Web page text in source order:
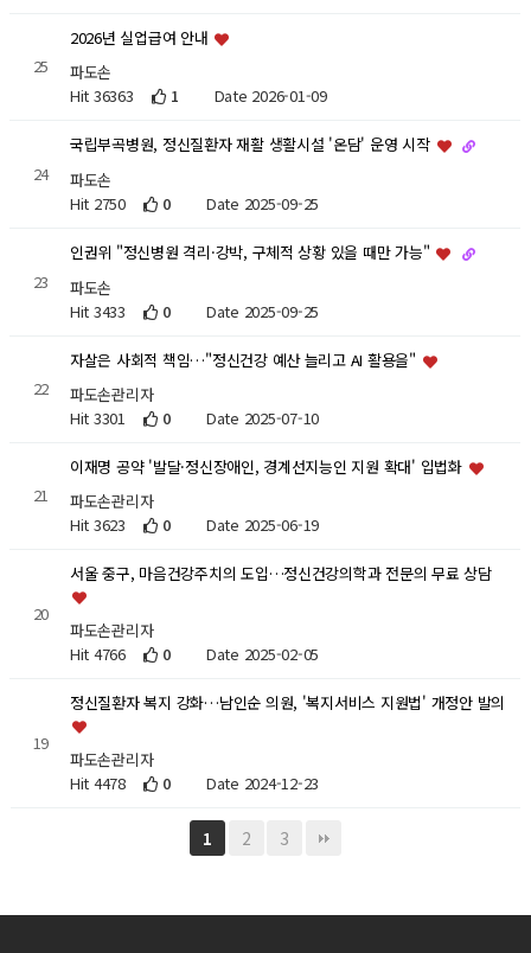
25
2026년 실업급여 안내
파도손
Hit 36363
1 Date 2026-01-09
24
국립부곡병원, 정신질환자 재활 생활시설 '온담' 운영 시작
파도손
Hit 2750
0 Date 2025-09-25
23
인권위 "정신병원 격리·강박, 구체적 상황 있을 때만 가능"
파도손
Hit 3433
0 Date 2025-09-25
22
자살은 사회적 책임…"정신건강 예산 늘리고 AI 활용을"
파도손관리자
Hit 3301
0 Date 2025-07-10
21
이재명 공약 '발달·정신장애인, 경계선지능인 지원 확대' 입법화
파도손관리자
Hit 3623
0 Date 2025-06-19
20
서울 중구, 마음건강주치의 도입…정신건강의학과 전문의 무료 상담
파도손관리자
Hit 4766
0 Date 2025-02-05
19
정신질환자 복지 강화…남인순 의원, '복지서비스 지원법' 개정안 발의
파도손관리자
Hit 4478
0 Date 2024-12-23
1 2 3